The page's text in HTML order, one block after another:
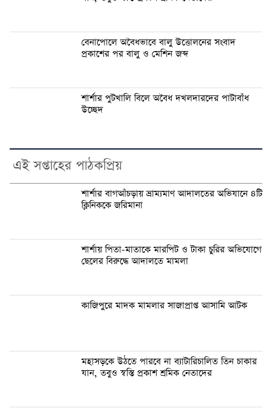
বেনাপোলে অবৈধভাবে বালু উত্তোলনের সংবাদ
প্রকাশের পর বালু ও মেশিন জব্দ
শার্শার পুটখালি বিলে অবৈধ দখলদারদের পাটাবাঁধ
উচ্ছেদ
এই সপ্তাহের পাঠকপ্রিয়
শার্শার বাগআঁচড়ায় ভ্রাম্যমাণ আদালতের অভিযানে ৪টি
ক্লিনিককে জরিমানা
শার্শায় পিতা-মাতাকে মারপিট ও টাকা চুরির অভিযোগে
ছেলের বিরুদ্ধে আদালতে মামলা
কাজিপুরে মাদক মামলার সাজাপ্রাপ্ত আসামি আটক
মহাসড়কে উঠতে পারবে না ব্যাটারিচালিত তিন চাকার
যান, তবুও স্বস্তি প্রকাশ শ্রমিক নেতাদের